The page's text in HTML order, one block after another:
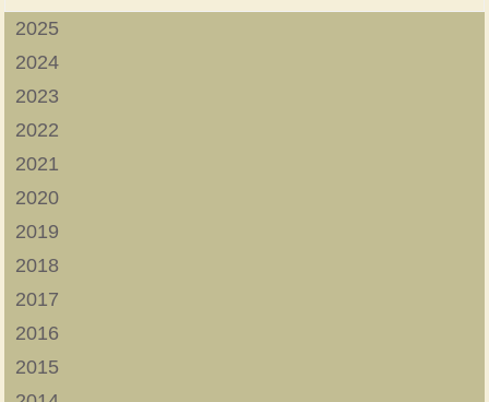
2025
2024
2023
2022
2021
2020
2019
2018
2017
2016
2015